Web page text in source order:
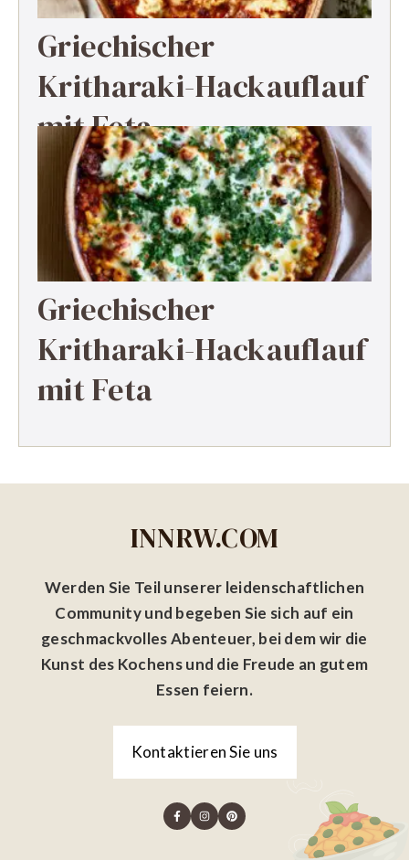
Griechischer
Kritharaki-Hackauflauf
mit Feta
Griechischer
Kritharaki-Hackauflauf
mit Feta
INNRW.COM
Werden Sie Teil unserer leidenschaftlichen
Community und begeben Sie sich auf ein
geschmackvolles Abenteuer, bei dem wir die
Kunst des Kochens und die Freude an gutem
Essen feiern.
Kontaktieren Sie uns